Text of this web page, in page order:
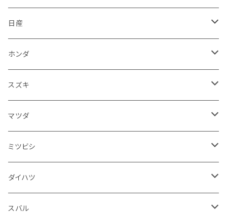
アウディ
BMW
メルセデス・ベンツ
フォルクスワーゲン
ジープ
ボルボ
ジャガー
レクサス
アウディ
BMW
メルセデス・ベンツ
フォルクスワーゲン
ジープ
ボルボ
ミツビシ
ダイハツ
スバル
アルファロメオ
アストンマーティン
アウディ
ベントレー
フェンダー
サイドミラー
フロントガラス
リアバンパー
バックドアガラス
トランクリッド
ダッシュボード
カワサキ
ハーレーダビッドソン
BMW
トライアンフ
ドゥカティ
モトグッツイ
アプリリア
サイレンサー
シートカバー
燃料タンクキャップ
ハンドル系
ハンドル
ホーン
ブレーキ
ブレーキパッド
ブレーキ・クラッチレバー
エンジン
オルタネーター
オイルフィルター
電装系
スピードメーター
ウインカー
足回り
サスペンション
ホイール
駆動系
クラッチ
フレーム
フロアマット
室内アクセサリー
収納ケース
ダッシュボード
ワイパー
ライト系
フォグランプ
ステアリング系
シートカバー
外装系
日産
フロアマット
電装系
ウインカー
トランクマット
ホンダ
フロアマット
運転席周り
トランクマット
フェンダー周り
フロントガラス回り
スズキ
フロアマット
フロントガラス回り
ウォッシャージェット
フェンダー周り
運転席周り
マツダ
フロアマット
ボンネット回り
フェンダー周り
ミツビシ
フロアマット
キーホルダー
ダイハツ
フロアマット
スバル